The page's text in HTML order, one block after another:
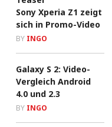
Sony Xperia Z1 zeigt
sich in Promo-Video
BY INGO
Galaxy S 2: Video-
Vergleich Android
4.0 und 2.3
BY INGO